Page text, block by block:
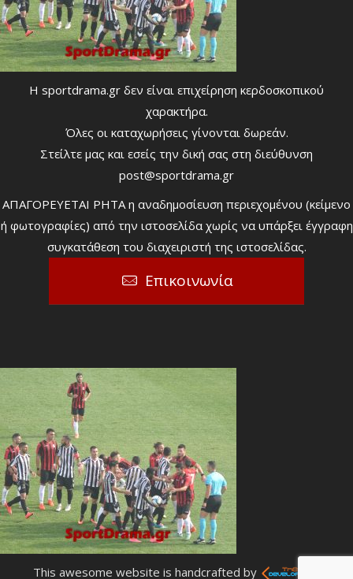
Η sportdrama.gr δεν είναι επιχείρηση κερδοσκοπικού
χαρακτήρα.
Όλες οι καταχωρήσεις γίνονται δωρεάν.
Στείλτε μας και εσείς την δική σας στη διεύθυνση
post@sportdrama.gr
ΑΠΑΓΟΡΕΥΕΤΑΙ ΡΗΤΑ η αναδημοσίευση περιεχομένου (κείμενο
ή φωτογραφίες) από την ιστοσελίδα χωρίς να υπάρξει έγγραφη
συγκατάθεση του διαχειριστή της ιστοσελίδας.
Επικοινωνία
This awesome website is handcrafted by